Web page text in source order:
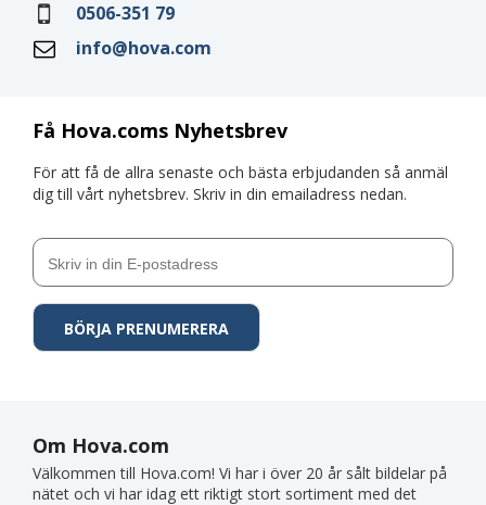
Få Hova.coms Nyhetsbrev
För att få de allra senaste och bästa erbjudanden så anmäl
dig till vårt nyhetsbrev. Skriv in din emailadress nedan.
0506-351 79
info@hova.com
Om Hova.com
Välkommen till Hova.com! Vi har i över 20 år sålt bildelar på
nätet och vi har idag ett riktigt stort sortiment med det